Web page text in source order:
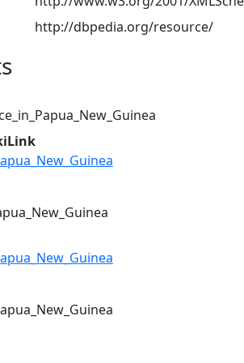
http://dbpedia.org/resource/